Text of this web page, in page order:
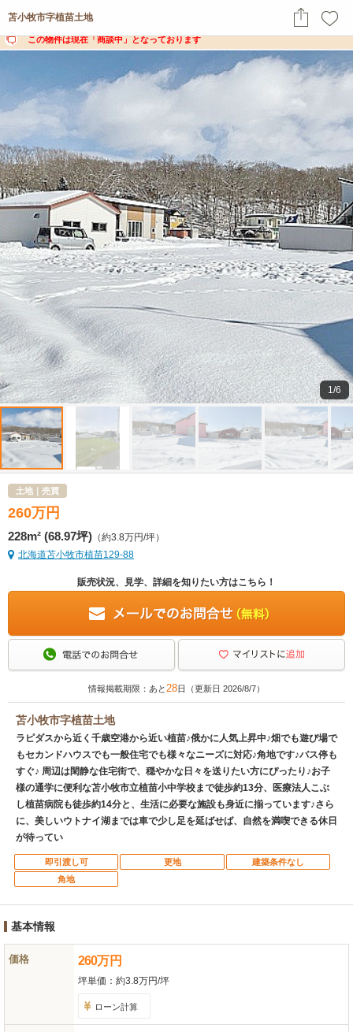
この物件は現在「商談中」となっております
1/6
苫小牧市字植苗土地
土地｜売買
260万 円
228m² (68.97坪) （約3.8万円/坪）
北海道苫小牧市植苗129-88
販売状況、見学、詳細を知りたい方はこちら！
情報掲載期限：あと 28日（更新日 2026/8/7）
苫小牧市字植苗土地
ラピダスから近く千歳空港から近い植苗♪俄かに人気上昇中♪畑でも遊び場で
もセカンドハウスでも一般住宅でも様々なニーズに対応♪角地です♪バス停も
すぐ♪ 周辺は閑静な住宅街で、穏やかな日々を送りたい方にぴったり♪お子
様の通学に便利な苫小牧市立植苗小中学校まで徒歩約13分、医療法人こぶ
し植苗病院も徒歩約14分と、生活に必要な施設も身近に揃っています♪さら
に、美しいウトナイ湖までは車で少し足を延ばせば、自然を満喫できる休日
が待ってい
即引渡し可 更地
建築条件なし
角地
基本情報
価格 260万円
坪単価： 約3.8万円/坪
ローン計算